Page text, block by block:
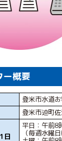
ー概要
登米市水道
登米市迫町
日
平日：午前8
（毎週水曜